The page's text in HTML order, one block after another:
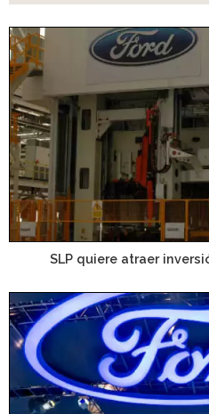
SLP quiere atraer